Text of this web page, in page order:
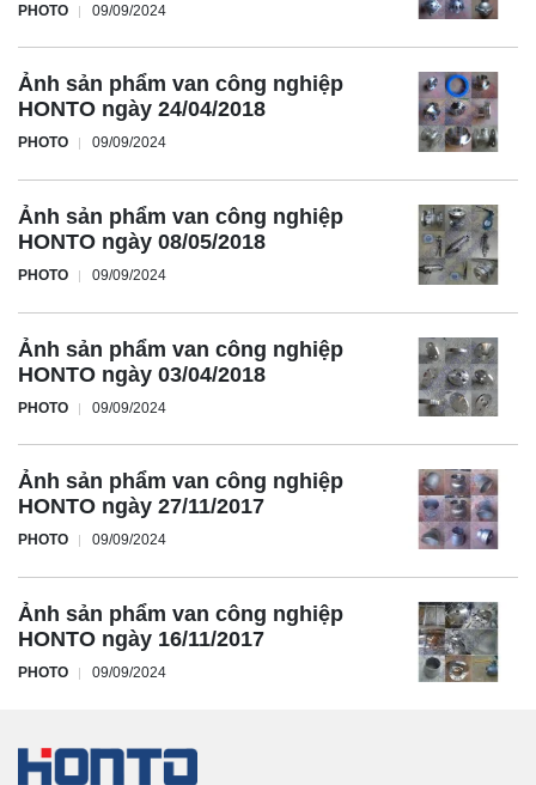
PHOTO 09/09/2024
Ảnh sản phẩm van công nghiệp
HONTO ngày 24/04/2018
PHOTO 09/09/2024
Ảnh sản phẩm van công nghiệp
HONTO ngày 08/05/2018
PHOTO 09/09/2024
Ảnh sản phẩm van công nghiệp
HONTO ngày 03/04/2018
PHOTO 09/09/2024
Ảnh sản phẩm van công nghiệp
HONTO ngày 27/11/2017
PHOTO 09/09/2024
Ảnh sản phẩm van công nghiệp
HONTO ngày 16/11/2017
PHOTO 09/09/2024